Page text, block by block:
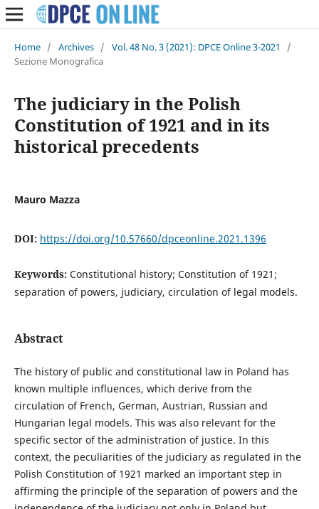
Home / Archives / Vol. 48 No. 3 (2021): DPCE Online 3-2021
/
Sezione Monografica
The judiciary in the Polish
Constitution of 1921 and in its
historical precedents
Mauro Mazza
DOI: https://doi.org/10.57660/dpceonline.2021.1396
Keywords: Constitutional history; Constitution of 1921;
separation of powers, judiciary, circulation of legal models.
Abstract
The history of public and constitutional law in Poland has
known multiple influences, which derive from the
circulation of French, German, Austrian, Russian and
Hungarian legal models. This was also relevant for the
specific sector of the administration of justice. In this
context, the peculiarities of the judiciary as regulated in the
Polish Constitution of 1921 marked an important step in
affirming the principle of the separation of powers and the